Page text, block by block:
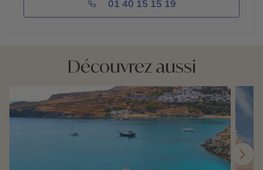
01 40 15 15 19
Découvrez aussi